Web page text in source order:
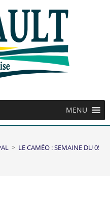
MENU
> LE CAMÉO : SEMAINE DU 05